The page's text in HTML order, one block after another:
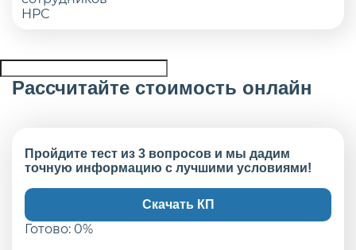
Рассчитайте стоимость онлайн
Пройдите тест из 3 вопросов и мы дадим
точную информацию с лучшими условиями!
Скачать КП
Готово: 0%